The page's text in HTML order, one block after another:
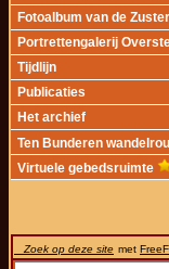
Fotoalbum van de
Portrettengalerij
Tijdlijn
Publicaties
Het archief
Ten Bunderen
Virtuele gebedsruimte
Zoek op deze site met